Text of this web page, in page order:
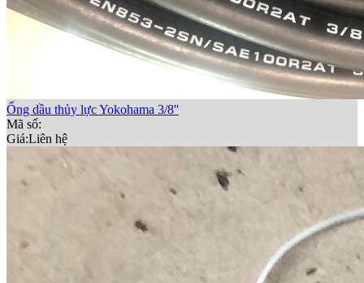
Ống dầu thủy lực Yokohama 3/8''
Mã số:
Giá:Liên hệ